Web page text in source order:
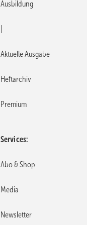
Ausbildung
Aktuelle Ausgabe
Heftarchiv
Premium
Services
Abo & Shop
Media
Newsletter